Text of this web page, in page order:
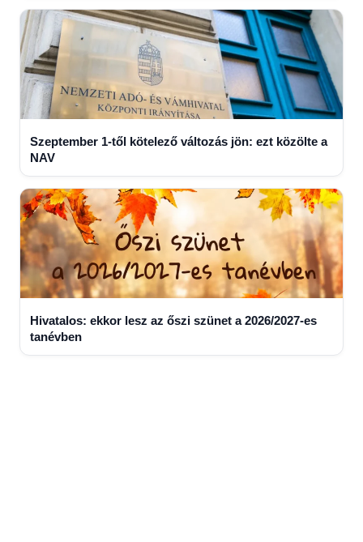
Szeptember 1-től kötelező változás jön: ezt közölte a
NAV
Hivatalos: ekkor lesz az őszi szünet a 2026/2027-es
tanévben